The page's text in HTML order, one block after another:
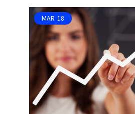
MAR 18